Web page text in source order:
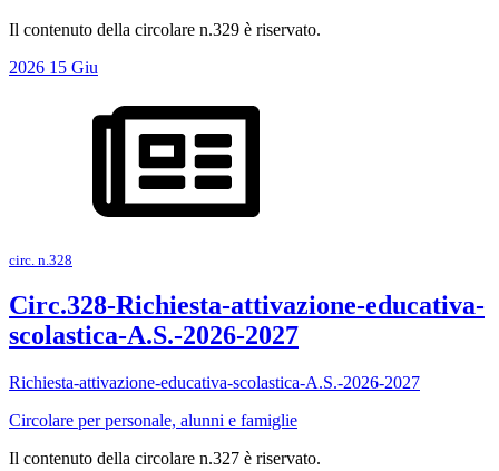
Il contenuto della circolare n.329 è riservato.
2026 15 Giu
circ. n.328
Circ.328-Richiesta-attivazione-educativa-
scolastica-A.S.-2026-2027
Richiesta-attivazione-educativa-scolastica-A.S.-2026-2027
Circolare per personale, alunni e famiglie
Il contenuto della circolare n.327 è riservato.